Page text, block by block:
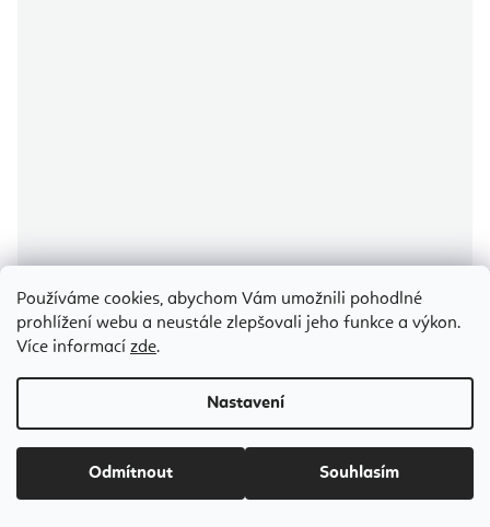
Používáme cookies, abychom Vám umožnili pohodlné
prohlížení webu a neustále zlepšovali jeho funkce a výkon.
Více informací zde.
Nastavení
Odmítnout Souhlasím
Průměrné
je
hvězdiček.